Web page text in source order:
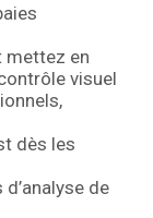
mettez en
visuel
dès les
de